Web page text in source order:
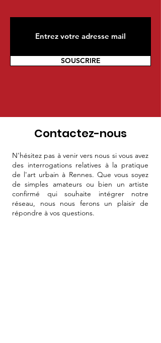
SOUSCRIRE
Contactez-nous
N'hésitez pas à venir vers nous si vous avez
des interrogations relatives à la pratique
de l'art urbain à Rennes. Que vous soyez
de simples amateurs ou bien un artiste
confirmé qui souhaite intégrer notre
réseau, nous nous ferons un plaisir de
répondre à vos questions.